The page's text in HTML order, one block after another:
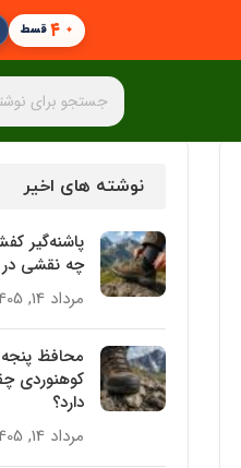
۴قسط
نوشته های اخیر
پاشنه‌گیر
چه نقشی در
مرداد 14, 1405
محافظ
کوهنوردی
دارد؟
مرداد 14, 1405